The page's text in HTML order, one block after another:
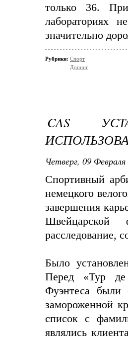
только 36.
лабораториях
значительно
Рубрики: Спорт
Допинг
CAS
Четверг, 09
Спортивный
немецкого
завершения
Швейцарской
расследование,
Было
Перед «Тур де
Фуэнтеса были
замороженной
список с
являлись